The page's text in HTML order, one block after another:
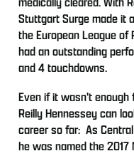
Stuttgart Surge made it
the European League of
had an outstanding
and 4 touchdowns.
Even if it wasn't enough
Reilly Hennessey can
career so far: As
he was named the 2017